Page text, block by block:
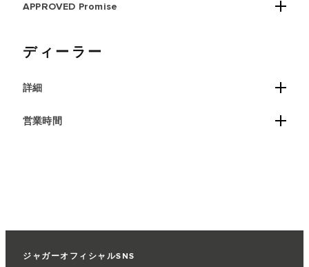
APPROVED Promise
ディーラー
詳細
営業時間
ジャガーオフィシャルSNS